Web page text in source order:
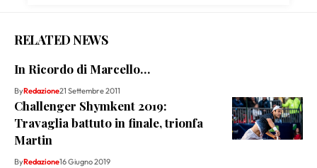
RELATED NEWS
In Ricordo di Marcello…
ByRedazione21 Settembre 2011
Challenger Shymkent 2019:
Travaglia battuto in finale, trionfa
Martin
ByRedazione16 Giugno 2019